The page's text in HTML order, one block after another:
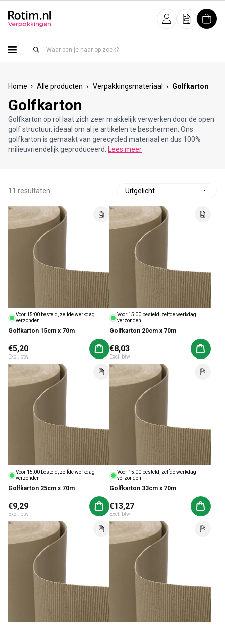
InloggenOfferte
Home › Alle producten › Verpakkingsmateriaal › Golfkarton
Golfkarton
Golfkarton op rol laat zich zeer makkelijk verwerken door de open
golf structuur, ideaal om al je artikelen te beschermen. Ons
golfkarton is gemaakt van gerecycled materiaal en dus 100%
milieuvriendelijk geproduceerd.
Lees meer
11 resultaten
Voor 15:00 besteld, zelfde werkdag
verzonden
Golfkarton 15cm x 70m
Normale prijs
€5,20
Excl. btw
Aan winkelwagen toevoegen
Voor 15:00 besteld, zelfde werkdag
verzonden
Golfkarton 20cm x 70m
Normale prijs
€8,03
Excl. btw
Aan
Voor 15:00 besteld, zelfde werkdag
verzonden
Golfkarton 25cm x 70m
Normale prijs
€9,29
Excl. btw
Aan winkelwagen toevoegen
Voor 15:00 besteld, zelfde werkdag
verzonden
Golfkarton 33cm x 70m
Normale prijs
€13,27
Excl. btw
Aan